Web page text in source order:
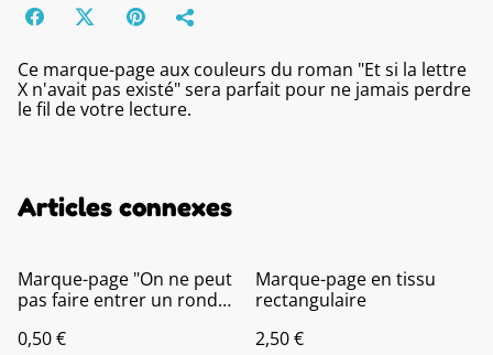
Ce marque-page aux couleurs du roman "Et si la lettre
X n'avait pas existé" sera parfait pour ne jamais perdre
le fil de votre lecture.
Articles connexes
Marque-page "On ne peut
pas faire entrer un rond
0,50 €
Marque-page en tissu
rectangulaire
2,50 €